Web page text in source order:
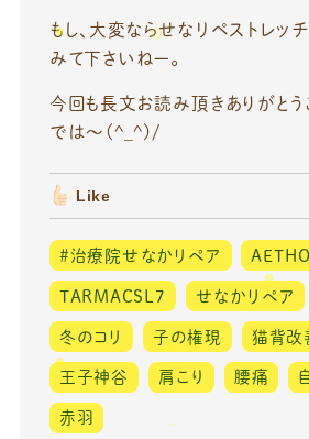
もし、大変ならせなリペストレッ
みて下さいねー。
今回も長文お読み頂きありがとう
では～(^_^)/
Like
#治療院せなかリペア
TARMACSL7 せなかリペア
冬のコリ 子の権現 猫背改
王子神谷 肩こり 腰痛
赤羽